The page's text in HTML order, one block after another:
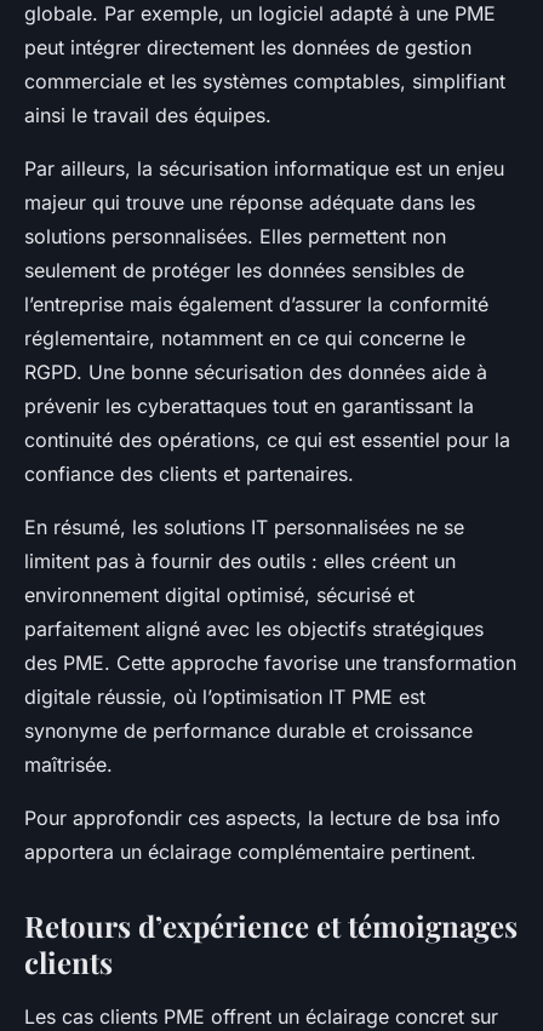
globale. Par exemple, un logiciel adapté à une PME
peut intégrer directement les données de gestion
commerciale et les systèmes comptables, simplifiant
ainsi le travail des équipes.
Par ailleurs, la sécurisation informatique est un enjeu
majeur qui trouve une réponse adéquate dans les
solutions personnalisées. Elles permettent non
seulement de protéger les données sensibles de
l’entreprise mais également d’assurer la conformité
réglementaire, notamment en ce qui concerne le
RGPD. Une bonne sécurisation des données aide à
prévenir les cyberattaques tout en garantissant la
continuité des opérations, ce qui est essentiel pour la
confiance des clients et partenaires.
En résumé, les solutions IT personnalisées ne se
limitent pas à fournir des outils : elles créent un
environnement digital optimisé, sécurisé et
parfaitement aligné avec les objectifs stratégiques
des PME. Cette approche favorise une transformation
digitale réussie, où l’optimisation IT PME est
synonyme de performance durable et croissance
maîtrisée.
Pour approfondir ces aspects, la lecture de bsa info
apportera un éclairage complémentaire pertinent.
Retours d’expérience et témoignages
clients
Les cas clients PME offrent un éclairage concret sur